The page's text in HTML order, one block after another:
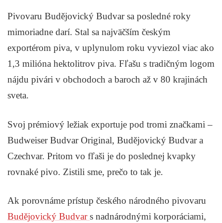
Pivovaru Budějovický Budvar sa posledné roky
mimoriadne darí. Stal sa najväčším českým
exportérom piva, v uplynulom roku vyviezol viac ako
1,3 milióna hektolitrov piva. Fľašu s tradičným logom
nájdu pivári v obchodoch a baroch až v 80 krajinách
sveta.
Svoj prémiový ležiak exportuje pod tromi značkami –
Budweiser Budvar Original, Budějovický Budvar a
Czechvar. Pritom vo fľaši je do poslednej kvapky
rovnaké pivo. Zistili sme, prečo to tak je.
Ak porovnáme prístup českého národného pivovaru
Budějovický Budvar s nadnárodnými korporáciami,